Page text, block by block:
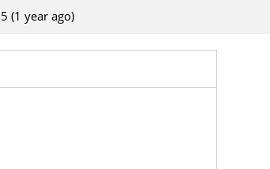
(1 year ago)